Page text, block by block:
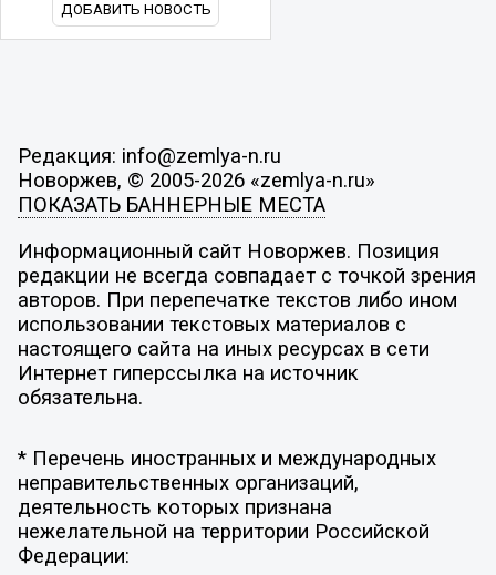
ДОБАВИТЬ НОВОСТЬ
Редакция: info@zemlya-n.ru
Новоржев, © 2005-2026 «zemlya-n.ru»
ПОКАЗАТЬ БАННЕРНЫЕ МЕСТА
Информационный сайт Новоржев. Позиция
редакции не всегда совпадает с точкой зрения
авторов. При перепечатке текстов либо ином
использовании текстовых материалов с
настоящего сайта на иных ресурсах в сети
Интернет гиперссылка на источник
обязательна.
* Перечень иностранных и международных
неправительственных организаций,
деятельность которых признана
нежелательной на территории Российской
Федерации: